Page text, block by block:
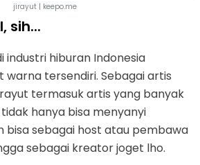
jirayut | keepo.me
sih...
industri hiburan Indonesia
tersendiri. Sebagai artis
termasuk artis yang banyak
hanya bisa menyanyi
bisa sebagai host atau pembawa
sebagai kreator joget lho.